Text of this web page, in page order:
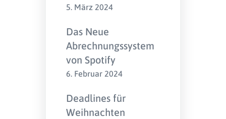
5. März 2024
Das Neue
Abrechnungssystem
von Spotify
6. Februar 2024
Deadlines für
Weihnachten